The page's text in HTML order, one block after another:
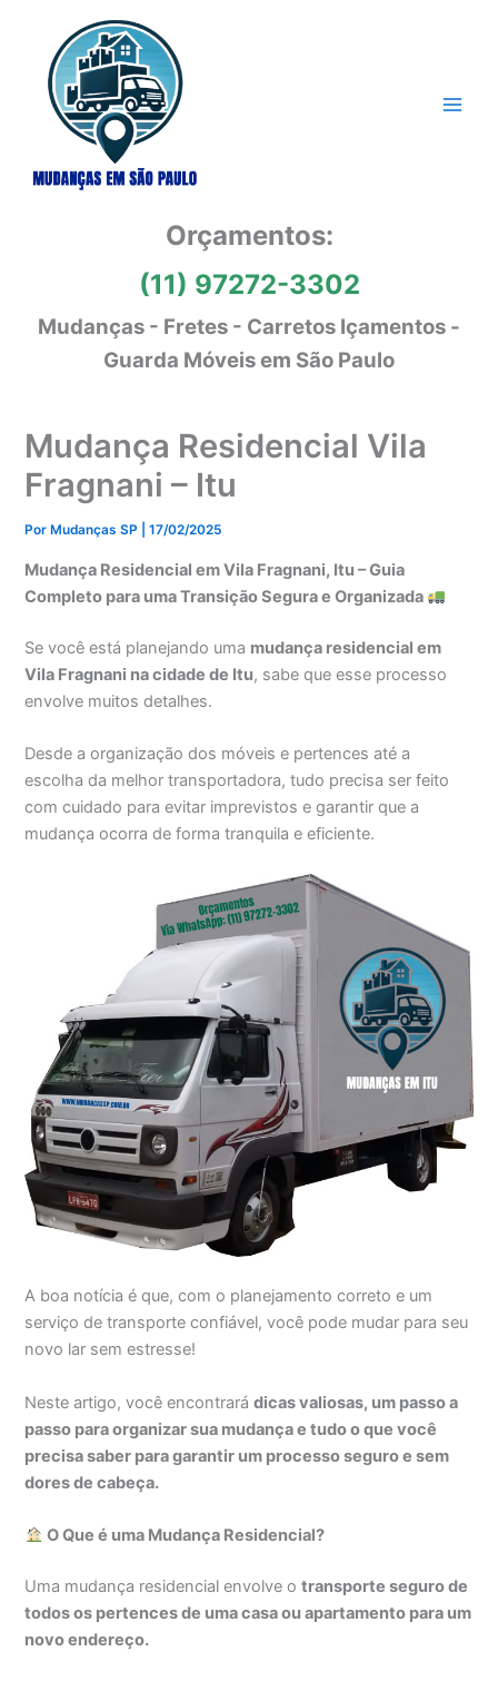
conteúdo
Orçamentos:
(11) 97272-3302
Mudanças - Fretes - Carretos Içamentos -
Guarda Móveis em São Paulo
Mudança Residencial Vila
Fragnani – Itu
Por Mudanças SP |17/02/2025
Mudança Residencial em Vila Fragnani, Itu – Guia
Completo para uma Transição Segura e Organizada
Se você está planejando uma mudança residencial em
Vila Fragnani na cidade de Itu, sabe que esse processo
envolve muitos detalhes.
Desde a organização dos móveis e pertences até a
escolha da melhor transportadora, tudo precisa ser feito
com cuidado para evitar imprevistos e garantir que a
mudança ocorra de forma tranquila e eficiente.
A boa notícia é que, com o planejamento correto e um
serviço de transporte confiável, você pode mudar para seu
novo lar sem estresse!
Neste artigo, você encontrarádicas valiosas, um passo a
passo para organizar sua mudança e tudo o que você
precisa saber para garantir um processo seguro e sem
dores de cabeça.
O Que é uma Mudança Residencial?
Uma mudança residencial envolve otransporte seguro de
todos os pertences de uma casa ou apartamento para um
novo endereço.